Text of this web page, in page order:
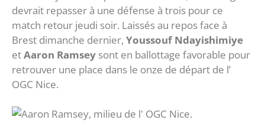
devrait repasser à une défense à trois pour ce
match retour jeudi soir. Laissés au repos face à
Brest dimanche dernier, Youssouf Ndayishimiye
etAaron Ramsey sont en ballottage favorable pour
retrouver une place dans le onze de départ de l’
OGC Nice.